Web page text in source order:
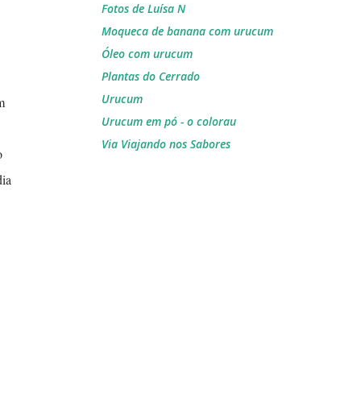
Fotos de Luísa N
Moqueca de banana com urucum
Óleo com urucum
Plantas do Cerrado
Urucum
Urucum em pó - o colorau
Via Viajando nos Sabores